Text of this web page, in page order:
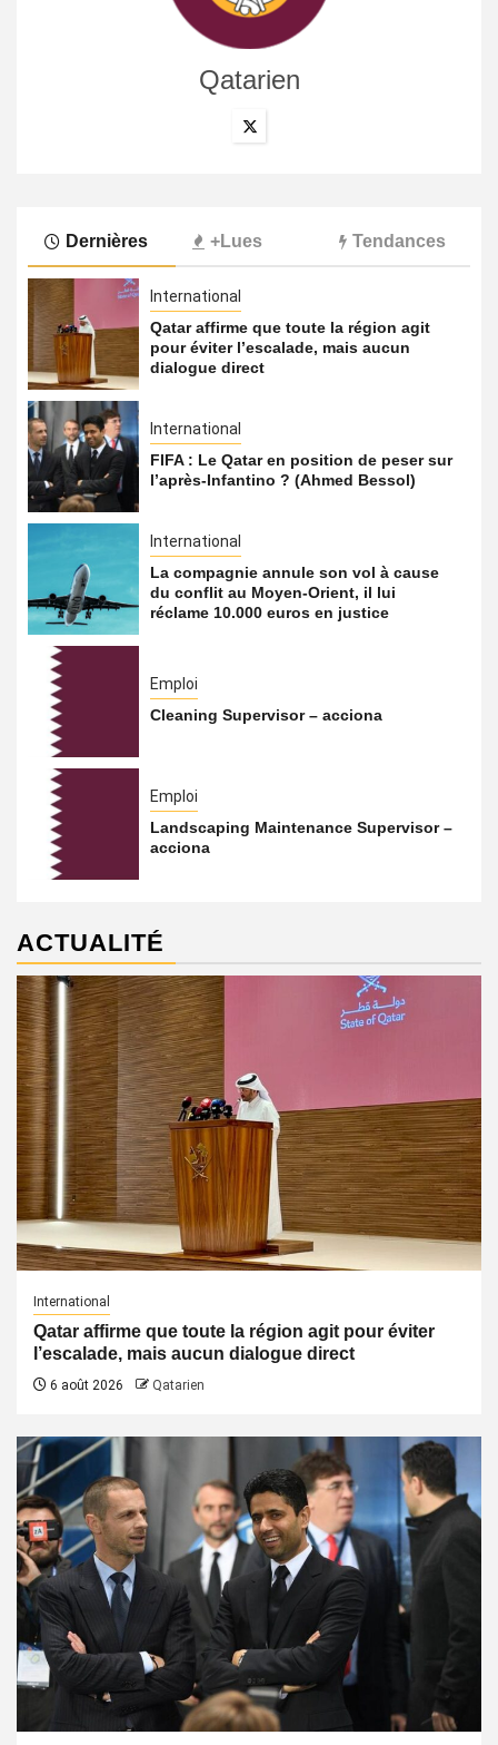
Qatarien
Dernières +Lues Tendances
International
Qatar affirme que toute la région agit
pour éviter l’escalade, mais aucun
dialogue direct
International
FIFA : Le Qatar en position de peser sur
l’après-Infantino ? (Ahmed Bessol)
International
La compagnie annule son vol à cause
du conflit au Moyen-Orient, il lui
réclame 10.000 euros en justice
Emploi
Cleaning Supervisor – acciona
Emploi
Landscaping Maintenance Supervisor –
acciona
ACTUALITÉ
International
Qatar affirme que toute la région agit pour éviter
l’escalade, mais aucun dialogue direct
6 août 2026 Qatarien